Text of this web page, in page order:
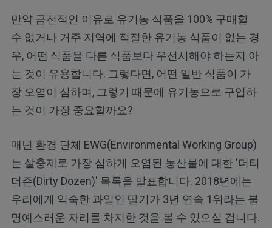
만약 금전적인 이유로 유기농 식품을 100% 구매할
수 없거나 거주 지역에 적절한 유기농 식품이 없는 경
우, 어떤 식품을 다른 식품보다 우선시해야 하는지 아
는 것이 유용합니다. 그렇다면, 어떤 일반 식품이 가
장 오염이 심하며, 그렇기 때문에 유기농으로 구입하
는 것이 가장 중요할까요?
매년 환경 단체 EWG(Environmental Working Group)
는 살충제로 가장 심하게 오염된 농산물에 대한 '더티
더즌(Dirty Dozen)' 목록을 발표합니다. 2018년에는
우리에게 익숙한 과일인 딸기가 3년 연속 1위라는 불
명예스러운 자리를 차지한 것을 볼 수 있으실 겁니다.